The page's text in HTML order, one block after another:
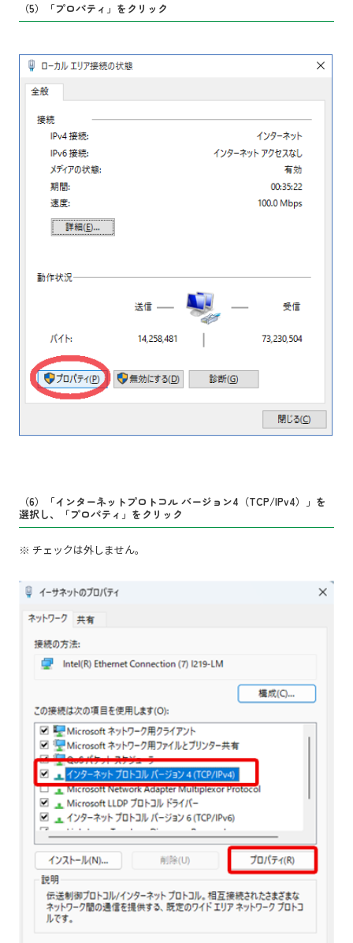
（5）「プロパティ」をクリック
（6）「インターネットプロトコル バージョン4（TCP/IPv4）」を
選択し、「プロパティ」をクリック
※ チェックは外しません。